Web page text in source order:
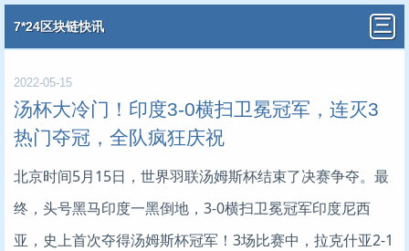
7*24区块链快讯
2022-05-15
汤杯大冷门！印度3-0横扫卫冕冠军，连灭3
热门夺冠，全队疯狂庆祝
北京时间5月15日，世界羽联汤姆斯杯结束了决赛争夺。最
终，头号黑马印度一黑倒地，3-0横扫卫冕冠军印度尼西
亚，史上首次夺得汤姆斯杯冠军！3场比赛中，拉克什亚2-1